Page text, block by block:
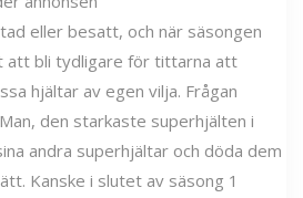
eller besatt, och när säsongen
att bli tydligare för tittarna att
hjältar av egen vilja. Frågan
den starkaste superhjälten i
andra superhjältar och döda dem
Kanske i slutet av säsong 1